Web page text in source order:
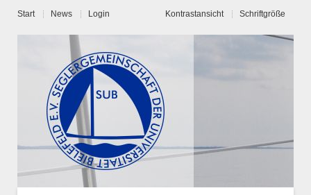
Start News Login Kontrastansicht Schriftgröße